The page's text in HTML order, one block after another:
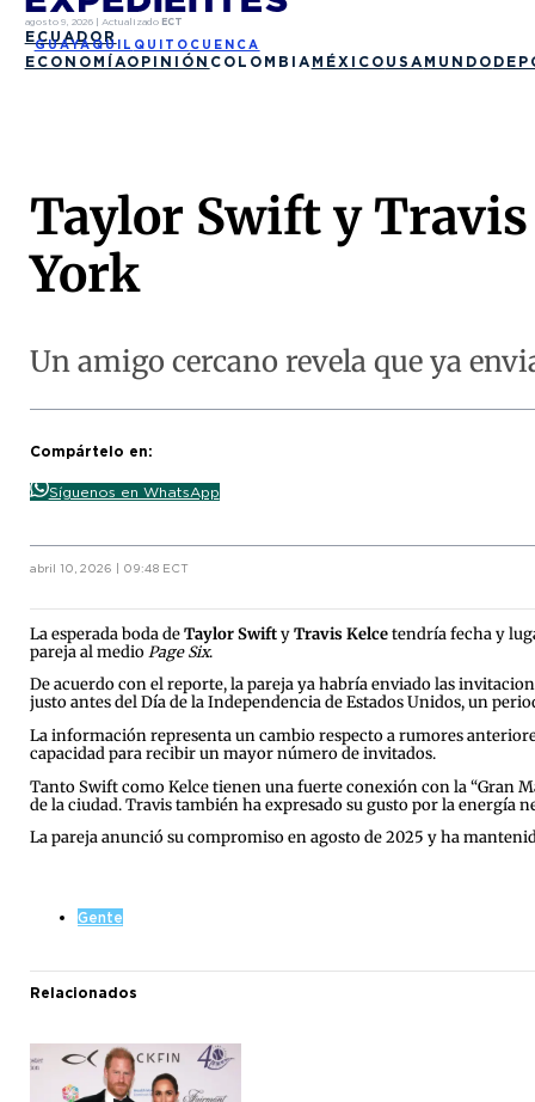
agosto 9, 2026| Actualizado ECT
ECUADOR
GUAYAQUIL QUITO CUENCA
ECONOMÍAOPINIÓN COLOMBIA MÉXICO USA MUNDO
Taylor Swift y Travis
York
Un amigo cercano revela que ya
Compártelo en:
Síguenos en WhatsApp
abril 10, 2026 | 09:48 ECT
La esperada boda de Taylor Swifty Travis Kelcetendría fecha y
pareja al medio Page Six.
De acuerdo con el reporte, la pareja ya habría enviado las
justo antes del Día de la Independencia de Estados Unidos, un
La información representa un cambio respecto a rumores
capacidad para recibir un mayor número de invitados.
Tanto Swift como Kelce tienen una fuerte conexión con la “Gran
de la ciudad. Travis también ha expresado su gusto por la energía
La pareja anunció su compromiso en agosto de 2025 y ha
Gente
Relacionados